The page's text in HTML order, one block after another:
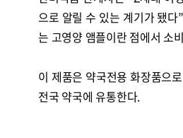
으로 알릴 수 있는 계기가 됐
는 고영양 앰플이란 점에서 소
이 제품은 약국전용 화장품으
전국 약국에 유통한다.